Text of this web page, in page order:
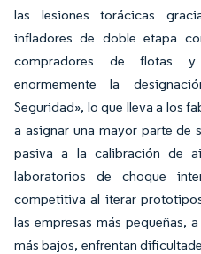
las lesiones torácicas
infladores de doble etapa
compradores de flotas y
enormemente la
Seguridad», lo que lleva a los
a asignar una mayor parte de
pasiva a la calibración de
laboratorios de choque
competitiva al iterar
las empresas más pequeñas,
más bajos, enfrentan